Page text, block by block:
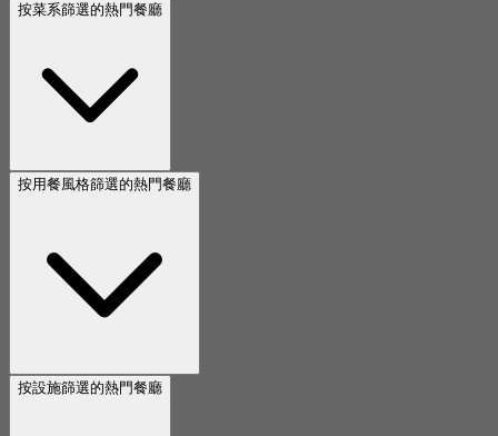
按菜系篩選的熱門餐廳
按用餐風格篩選的熱門餐廳
按設施篩選的熱門餐廳